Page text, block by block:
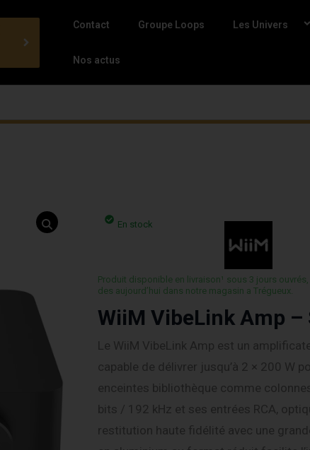
Contact Groupe Loops Les Univers
Nos actus
En stock
Produit disponible en livraison¹ sous 3 jours
des aujourd’hui dans notre magasin a Trégueux.
WiiM VibeLink Amp –
Le WiiM VibeLink Amp est un
capable de délivrer jusqu’à 2 × 200 W
enceintes bibliothèque comme
bits / 192 kHz et ses entrées RCA,
restitution haute fidélité avec une